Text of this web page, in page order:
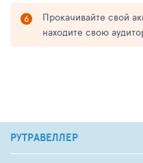
Прокачивайте свой
находите свою
РУТРАВЕЛЛЕР